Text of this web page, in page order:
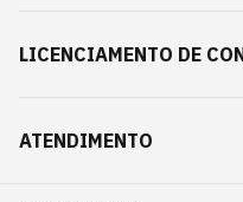
LICENCIAMENTO DE
ATENDIMENTO